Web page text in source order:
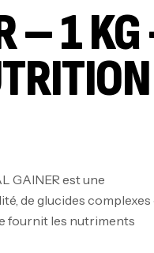
– 1
GAINER est une
de glucides complexes
fournit les nutriments